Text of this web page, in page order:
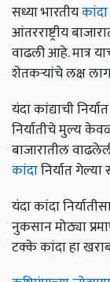
सध्या भारतीयकांदा
आंतरराष्ट्रीय
वाढली आहे. मात्र
शेतकऱ्यांचे लक्ष
यंदा कांद्याची
निर्यातीचे मुल्य
बाजारातील
कांदानिर्यात
यंदा कांदा
नुकसान मोठ्या
टक्के कांदा हा